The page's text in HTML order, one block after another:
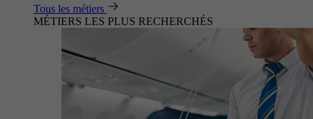
Tous les métiers
MÉTIERS LES PLUS RECHERCHÉS